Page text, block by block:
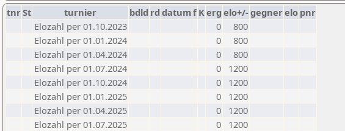
tnrSt turnier bdld rd datumf Kerg elo+/-gegnerelo pnr
Elozahl per 01.10.2023
0
800
Elozahl per 01.01.2024
0
800
Elozahl per 01.04.2024
0
800
Elozahl per 01.07.2024
0
1200
Elozahl per 01.10.2024
0
1200
Elozahl per 01.01.2025
0
1200
Elozahl per 01.04.2025
0
1200
Elozahl per 01.07.2025
0
1200